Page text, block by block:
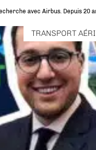
avec Airbus. Depuis 20
TRANSPORT